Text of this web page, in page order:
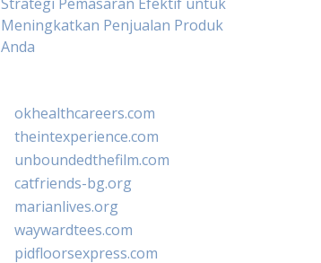
Meningkatkan Penjualan Produk
Anda
okhealthcareers.com
theintexperience.com
unboundedthefilm.com
catfriends-bg.org
marianlives.org
waywardtees.com
pidfloorsexpress.com